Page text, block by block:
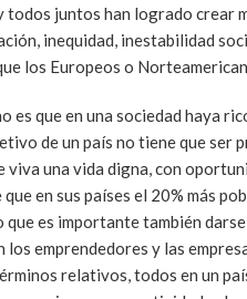
todos juntos han logrado crear
inequidad, inestabilidad
los Europeos o
es que en una sociedad haya
de un país no tiene que ser
viva una vida digna, con
en sus países el 20% más
que es importante también
los emprendedores y las
relativos, todos en un